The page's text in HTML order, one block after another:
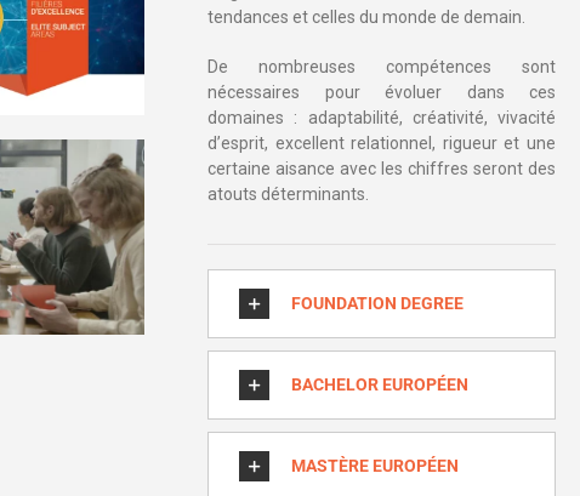
tendances et celles du monde de demain.
De nombreuses compétences sont
nécessaires pour évoluer dans ces
domaines : adaptabilité, créativité, vivacité
d’esprit, excellent relationnel, rigueur et une
certaine aisance avec les chiffres seront des
atouts déterminants.
FOUNDATION DEGREE
BACHELOR EUROPÉEN
MASTÈRE EUROPÉEN